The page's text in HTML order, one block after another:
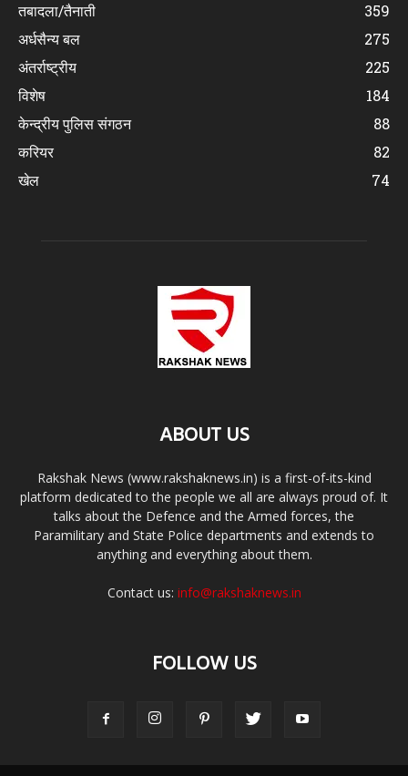
तबादला/तैनाती
359
अर्धसैन्य बल
275
अंतर्राष्ट्रीय
225
विशेष
184
केन्द्रीय पुलिस संगठन
88
करियर
82
खेल
74
ABOUT US
Rakshak News (www.rakshaknews.in) is a first-of-its-kind
platform dedicated to the people we all are always proud of. It
talks about the Defence and the Armed forces, the
Paramilitary and State Police departments and extends to
anything and everything about them.
Contact us: info@rakshaknews.in
FOLLOW US